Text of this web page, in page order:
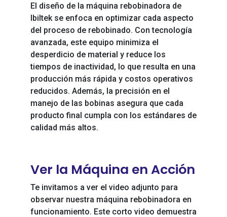
El diseño de la máquina rebobinadora de
Ibiltek se enfoca en optimizar cada aspecto
del proceso de rebobinado. Con tecnología
avanzada, este equipo minimiza el
desperdicio de material y reduce los
tiempos de inactividad, lo que resulta en una
producción más rápida y costos operativos
reducidos. Además, la precisión en el
manejo de las bobinas asegura que cada
producto final cumpla con los estándares de
calidad más altos.
Ver la Máquina en Acción
Te invitamos a ver el video adjunto para
observar nuestra máquina rebobinadora en
funcionamiento. Este corto video demuestra